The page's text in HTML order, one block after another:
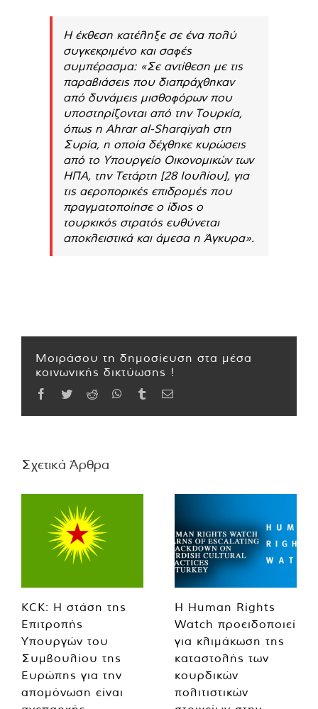
Η έκθεση κατέληξε σε ένα πολύ
συγκεκριμένο και σαφές
συμπέρασμα: «Σε αντίθεση με τις
παραβιάσεις που διαπράχθηκαν
από δυνάμεις μισθοφόρων που
υποστηρίζονται από την Τουρκία,
όπως η Ahrar al-Sharqiyah στη
Συρία, η οποία δέχθηκε κυρώσεις
από το Υπουργείο Οικονομικών των
ΗΠΑ, την Τετάρτη [28 Ιουλίου], για
τις αεροπορικές επιδρομές που
πραγματοποίησε ο ίδιος ο
τουρκικός στρατός ευθύνεται
αποκλειστικά και άμεσα η Άγκυρα».
Μοιράσου τη δημοσίευση στα μέσα
κοινωνικής δικτύωσης !
Facebook
TwitterReddit WhatsApp
TumblrEmail
Σχετικά Άρθρα
KCK: Η στάση της
Επιτροπής
Υπουργών του
Συμβουλίου της
Ευρώπης για την
απομόνωση είναι
Η Human Rights
Watch προειδοποιεί
για κλιμάκωση της
καταστολής των
κουρδικών
πολιτιστικών